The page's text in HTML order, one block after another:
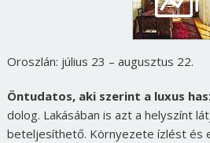
Oroszlán: július 23 – augusztus 22.
Öntudatos, aki szerint a luxus
dolog. Lakásában is azt a helyszínt
beteljesíthető. Környezete ízlést és